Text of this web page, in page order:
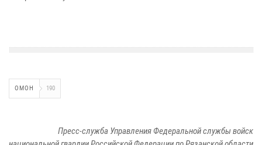
ОМОН 190
Пресс-служба Управления Федеральной службы войск